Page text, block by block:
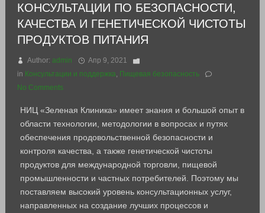
КОНСУЛЬТАЦИИ ПО БЕЗОПАСНОСТИ,
КАЧЕСТВА И ГЕНЕТИЧЕСКОЙ ЧИСТОТЫ
ПРОДУКТОВ ПИТАНИЯ
Author: admin
Апр 9, 2021
in Консультации и поддержка, Пищевая безопасность
No Comments
НИЦ «Зеленая Клиника» имеет знания и большой опыт в
области технологии, методологии в вопросах и путях
обеспечения продовольственной безопасности и
контроля качества, а также генетической чистоты
продуктов для международной торговли, пищевой
промышленности и частных потребителей. Поэтому мы
поставляем высокий уровень консультационных услуг,
направленных на создание лучших процессов и